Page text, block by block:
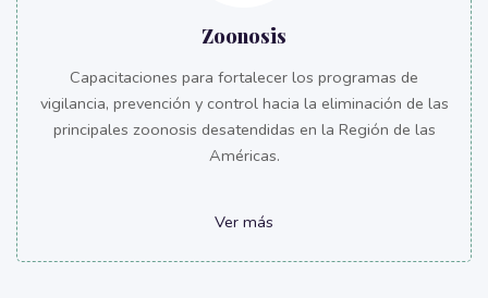
Zoonosis
Capacitaciones para fortalecer los programas de
vigilancia, prevención y control hacia la eliminación de las
principales zoonosis desatendidas en la Región de las
Américas.
Ver más